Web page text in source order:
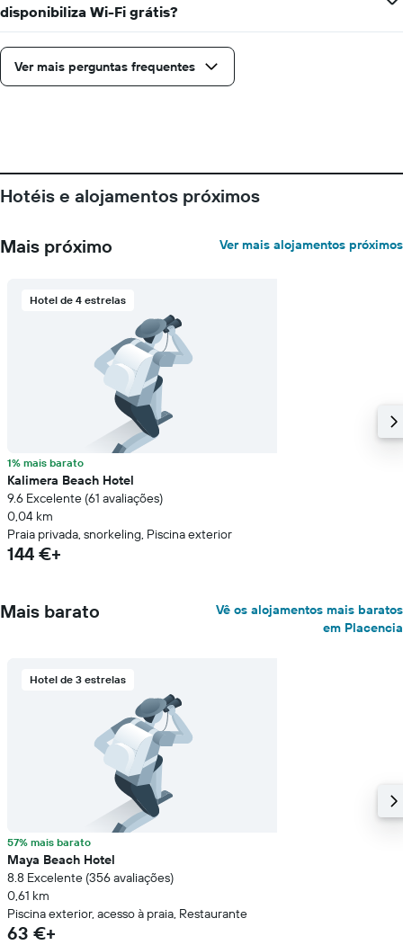
disponibiliza Wi-Fi grátis?
Ver mais perguntas frequentes
Hotéis e alojamentos próximos
Mais próximo Ver mais alojamentos próximos
Hotel de 4 estrelas
1% mais barato
Kalimera Beach Hotel
9.6 Excelente (61 avaliações)
0,04 km
Praia privada, snorkeling, Piscina exterior
144 €+
Mais barato
Vê os alojamentos mais baratos
em Placencia
Hotel de 3 estrelas
57% mais barato
Maya Beach Hotel
8.8 Excelente (356 avaliações)
0,61 km
Piscina exterior, acesso à praia, Restaurante
63 €+